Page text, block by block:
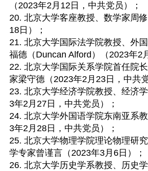
（2023年2月12日，中共党员）；
20. 北京大学客座教授、数学家周
18日）；
21. 北京大学国际法学院教授、外
福德（Duncan Alford）（2023年2
22. 北京大学国际关系学院首任院
家梁守德（2023年2月23日，中共
23. 北京大学经济学院教授、经济
3年2月27日，中共党员）；
24. 北京大学外国语学院东南亚系
3年2月28日，中共党员）；
25. 北京大学物理学院理论物理研
学专家曾谨言（2023年3月6日）；
26. 北京大学历史学系教授、历史